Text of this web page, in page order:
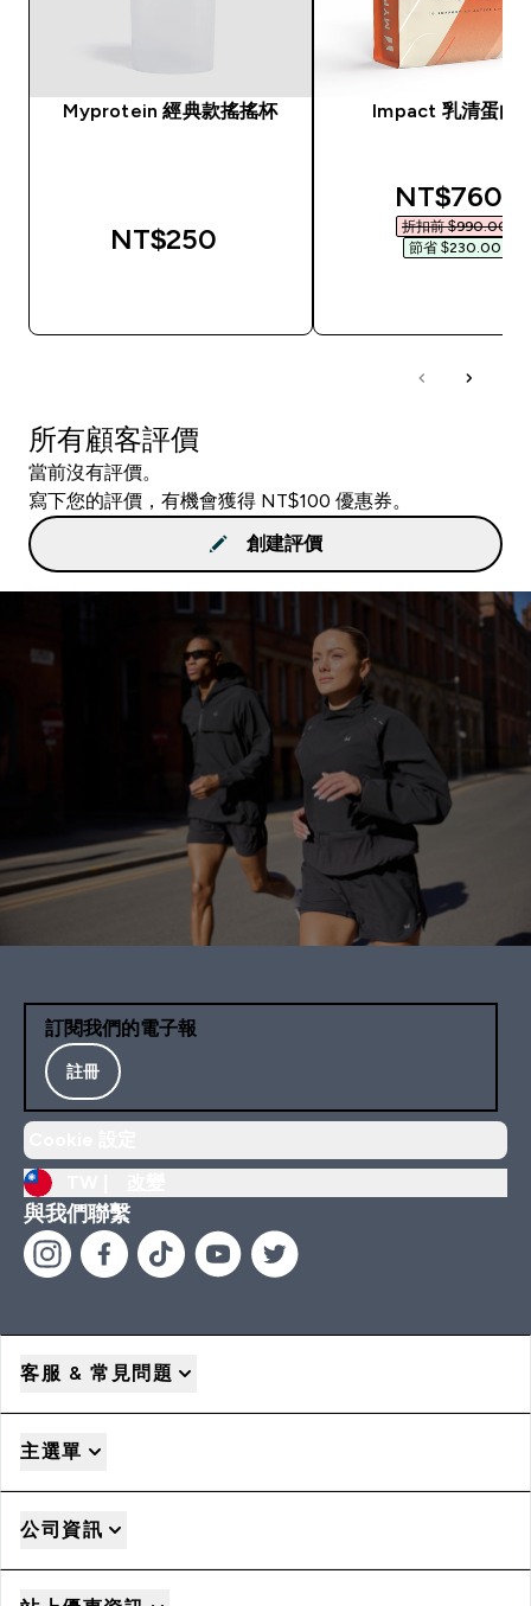
Myprotein 經典款搖搖杯
NT$250‎
Impact 乳清蛋白
NT$760‎
折扣前 $990.00‎
節省 $230.00‎
所有顧客評價
當前沒有評價。
寫下您的評價，有機會獲得 NT$100 優惠券。
創建評價
訂閱我們的電子報
註冊
與我們聯繫
客服 & 常見問題
主選單
公司資訊